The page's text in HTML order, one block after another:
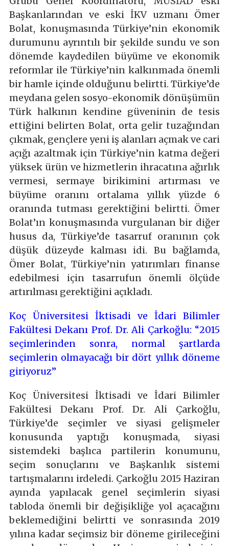
Başkanlarından ve eski İKV uzmanı Ömer
Bolat, konuşmasında Türkiye’nin ekonomik
durumunu ayrıntılı bir şekilde sundu ve son
dönemde kaydedilen büyüme ve ekonomik
reformlar ile Türkiye’nin kalkınmada önemli
bir hamle içinde olduğunu belirtti. Türkiye’de
meydana gelen sosyo-ekonomik dönüşümün
Türk halkının kendine güveninin de tesis
ettiğini belirten Bolat, orta gelir tuzağından
çıkmak, gençlere yeni iş alanları açmak ve cari
açığı azaltmak için Türkiye’nin katma değeri
yüksek ürün ve hizmetlerin ihracatına ağırlık
vermesi, sermaye birikimini artırması ve
büyüme oranını ortalama yıllık yüzde 6
oranında tutması gerektiğini belirtti. Ömer
Bolat’ın konuşmasında vurgulanan bir diğer
husus da, Türkiye’de tasarruf oranının çok
düşük düzeyde kalması idi. Bu bağlamda,
Ömer Bolat, Türkiye’nin yatırımları finanse
edebilmesi için tasarrufun önemli ölçüde
artırılması gerektiğini açıkladı.
Koç Üniversitesi İktisadi ve İdari Bilimler
Fakültesi Dekanı Prof. Dr. Ali Çarkoğlu: “2015
seçimlerinden sonra, normal şartlarda
seçimlerin olmayacağı bir dört yıllık döneme
giriyoruz”
Koç Üniversitesi İktisadi ve İdari Bilimler
Fakültesi Dekanı Prof. Dr. Ali Çarkoğlu,
Türkiye’de seçimler ve siyasi gelişmeler
konusunda yaptığı konuşmada, siyasi
sistemdeki başlıca partilerin konumunu,
seçim sonuçlarını ve Başkanlık sistemi
tartışmalarını irdeledi. Çarkoğlu 2015 Haziran
ayında yapılacak genel seçimlerin siyasi
tabloda önemli bir değişikliğe yol açacağını
beklemediğini belirtti ve sonrasında 2019
yılına kadar seçimsiz bir döneme girileceğini